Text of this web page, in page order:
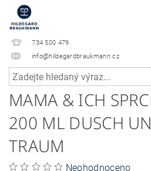
734 500 479
info@hildegardbraukmann.cz
MAMA & ICH
200 ML DUSCH
TRAUM
Neohodnoceno